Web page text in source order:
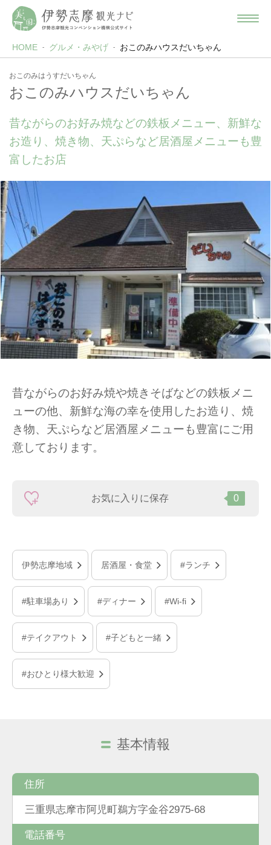
HOME グルメ・みやげ おこのみハウスだいちゃん
おこのみはうすだいちゃん
おこのみハウスだいちゃん
昔ながらのお好み焼などの鉄板メニュー、新鮮な
お造り、焼き物、天ぷらなど居酒屋メニューも豊
富したお店
昔ながらのお好み焼や焼きそばなどの鉄板メニ
ューの他、新鮮な海の幸を使用したお造り、焼
き物、天ぷらなど居酒屋メニューも豊富にご用
意しております。
お気に入りに保存 0
伊勢志摩地域 居酒屋・食堂 #ランチ
#駐車場あり #ディナー #Wi-fi
#テイクアウト #子どもと一緒
#おひとり様大歓迎
基本情報
住所
三重県志摩市阿児町鵜方字金谷2975-68
電話番号